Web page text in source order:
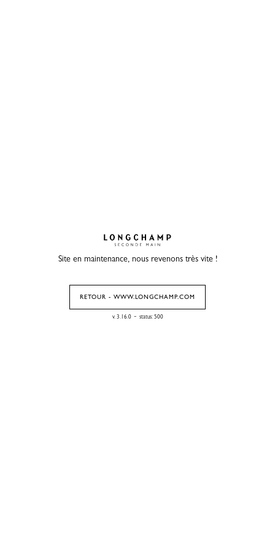
Site en maintenance, nous revenons très vite !
RETOUR - WWW.LONGCHAMP.COM
v. 3.16.0- status: 500